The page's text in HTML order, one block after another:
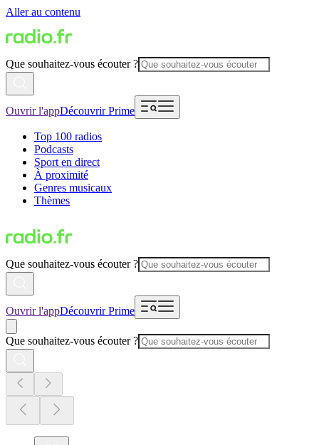
Aller au contenu
Que souhaitez-vous écouter ?
Ouvrir l'appDécouvrir Prime
Top 100 radios
Podcasts
Sport en direct
À proximité
Genres musicaux
Thèmes
Que souhaitez-vous écouter ?
Ouvrir l'appDécouvrir Prime
Que souhaitez-vous écouter ?